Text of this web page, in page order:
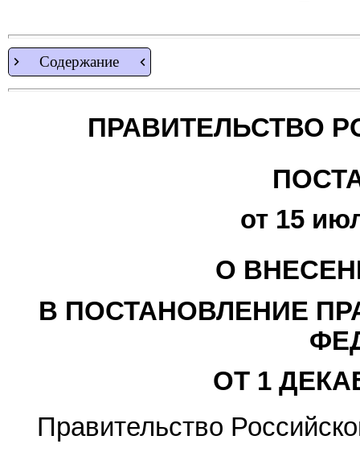
Содержание
ПРАВИТЕЛЬСТВО
от 15
О
В ПОСТАНОВЛЕНИЕ
ОТ 1
Правительство